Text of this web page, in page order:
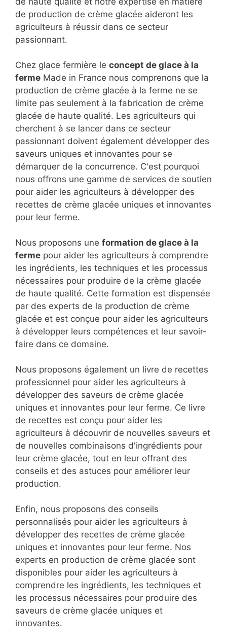
de production de crème glacée aideront les
agriculteurs à réussir dans ce secteur
passionnant.
Chez glace fermière le concept de glace à la
ferme Made in France nous comprenons que la
production de crème glacée à la ferme ne se
limite pas seulement à la fabrication de crème
glacée de haute qualité. Les agriculteurs qui
cherchent à se lancer dans ce secteur
passionnant doivent également développer des
saveurs uniques et innovantes pour se
démarquer de la concurrence. C'est pourquoi
nous offrons une gamme de services de soutien
pour aider les agriculteurs à développer des
recettes de crème glacée uniques et innovantes
pour leur ferme.
Nous proposons une formation de glace à la
ferme pour aider les agriculteurs à comprendre
les ingrédients, les techniques et les processus
nécessaires pour produire de la crème glacée
de haute qualité. Cette formation est dispensée
par des experts de la production de crème
glacée et est conçue pour aider les agriculteurs
à développer leurs compétences et leur savoir-
faire dans ce domaine.
Nous proposons également un livre de recettes
professionnel pour aider les agriculteurs à
développer des saveurs de crème glacée
uniques et innovantes pour leur ferme. Ce livre
de recettes est conçu pour aider les
agriculteurs à découvrir de nouvelles saveurs et
de nouvelles combinaisons d'ingrédients pour
leur crème glacée, tout en leur offrant des
conseils et des astuces pour améliorer leur
production.
Enfin, nous proposons des conseils
personnalisés pour aider les agriculteurs à
développer des recettes de crème glacée
uniques et innovantes pour leur ferme. Nos
experts en production de crème glacée sont
disponibles pour aider les agriculteurs à
comprendre les ingrédients, les techniques et
les processus nécessaires pour produire des
saveurs de crème glacée uniques et
innovantes.